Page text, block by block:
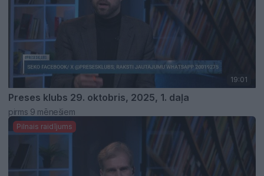
19:01
Preses klubs 29. oktobris, 2025, 1. daļa
pirms 9 mēnešiem
Pilnais raidījums